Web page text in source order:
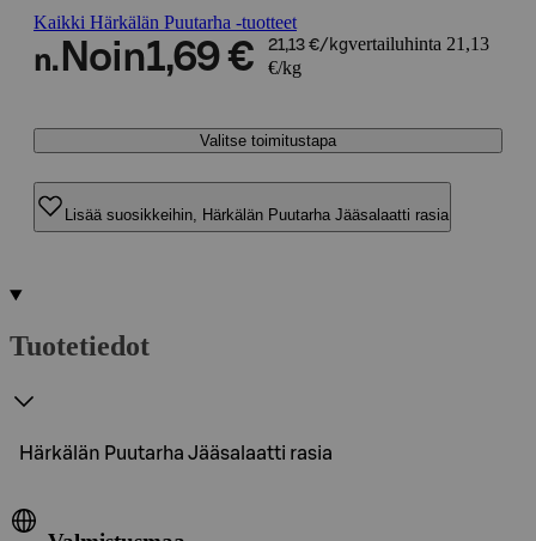
Kaikki Härkälän Puutarha -tuotteet
n. Noin1,69 € 21,13 €/kgvertailuhinta 21,13
€/kg
Valitse toimitustapa
Lisää suosikkeihin, Härkälän Puutarha Jääsalaatti rasia
Tuotetiedot
Härkälän Puutarha Jääsalaatti rasia